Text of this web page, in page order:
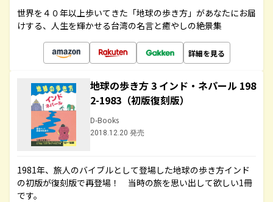
世界を４０年以上歩いてきた「地球の歩き方」があなたにお届
けする、人生を輝かせる台湾の名言と癒やしの絶景集
詳細を見る
地球の歩き方 3 インド・ネパール 198
2-1983（初版復刻版）
D-Books
2018.12.20 発売
1981年、旅人のバイブルとして登場した地球の歩き方インド
の初版が復刻版で再登場！ 当時の旅を思い出して欲しい1冊
です。